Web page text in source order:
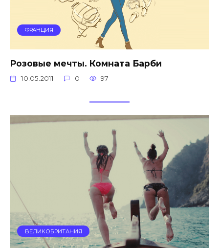
ФРАНЦИЯ
Розовые мечты. Комната Барби
10.05.2011 0 97
ВЕЛИКОБРИТАНИЯ